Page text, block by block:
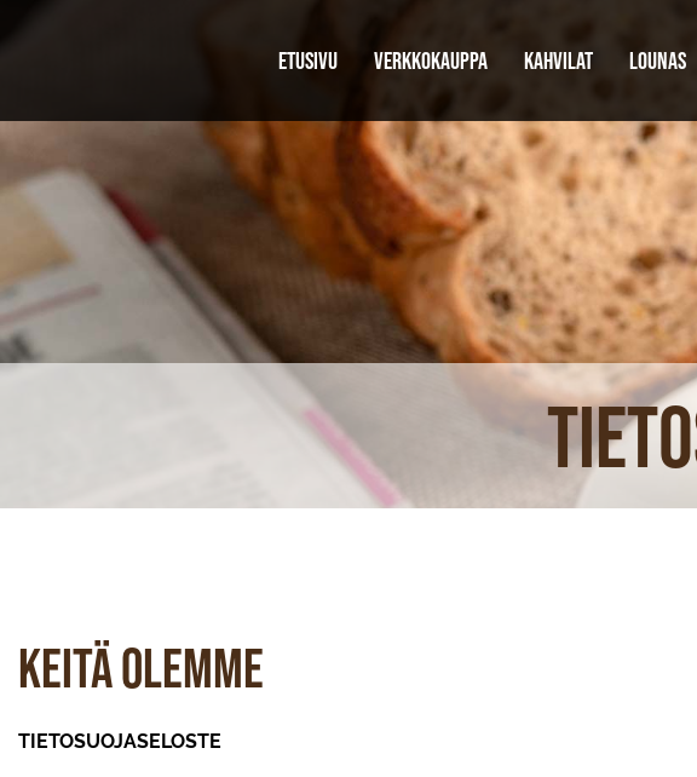
ETUSIVU VERKKOKAUPPA KAHVILAT LOUNAS
Keitä olemme
TIETOSUOJASELOSTE